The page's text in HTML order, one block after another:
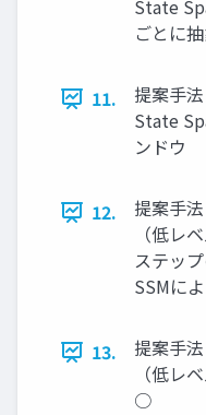
State
ごとに
11.
提案手
State
ンドウ
12.
提案手
（低レ
ステッ
SSMに
13.
提案手
（低レ
○